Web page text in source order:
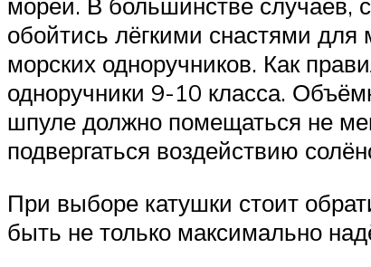
обойтись лёгкими снастями
морских одноручников. Как
одноручники 9-10 класса.
шпуле должно помещаться не
подвергаться воздействию
При выборе катушки стоит
быть не только максимально